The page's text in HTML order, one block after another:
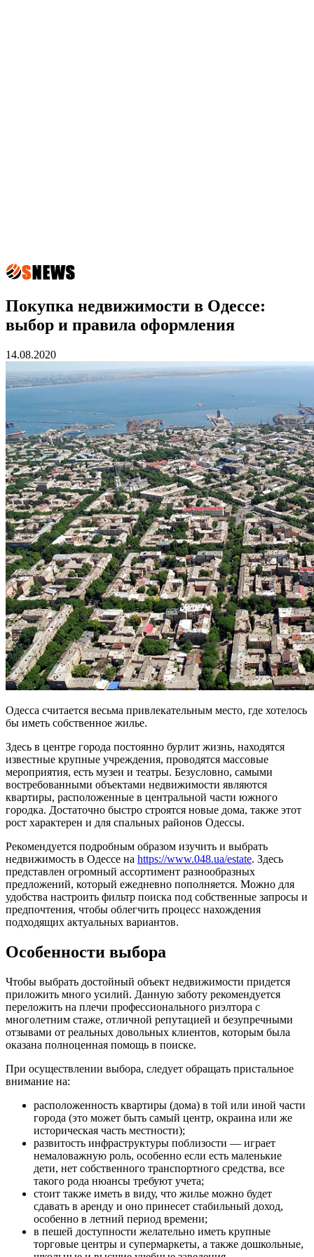
Покупка недвижимости в Одессе:
выбор и правила оформления
14.08.2020
Одесса считается весьма привлекательным место, где хотелось
бы иметь собственное жилье.
Здесь в центре города постоянно бурлит жизнь, находятся
известные крупные учреждения, проводятся массовые
мероприятия, есть музеи и театры. Безусловно, самыми
востребованными объектами недвижимости являются
квартиры, расположенные в центральной части южного
городка. Достаточно быстро строятся новые дома, также этот
рост характерен и для спальных районов Одессы.
Рекомендуется подробным образом изучить и выбрать
недвижимость в Одессе на https://www.048.ua/estate. Здесь
представлен огромный ассортимент разнообразных
предложений, который ежедневно пополняется. Можно для
удобства настроить фильтр поиска под собственные запросы и
предпочтения, чтобы облегчить процесс нахождения
подходящих актуальных вариантов.
Особенности выбора
Чтобы выбрать достойный объект недвижимости придется
приложить много усилий. Данную заботу рекомендуется
переложить на плечи профессионального риэлтора с
многолетним стаже, отличной репутацией и безупречными
отзывами от реальных довольных клиентов, которым была
оказана полноценная помощь в поиске.
При осуществлении выбора, следует обращать пристальное
внимание на:
расположенность квартиры (дома) в той или иной части
города (это может быть самый центр, окраина или же
историческая часть местности);
развитость инфраструктуры поблизости — играет
немаловажную роль, особенно если есть маленькие
дети, нет собственного транспортного средства, все
такого рода нюансы требуют учета;
стоит также иметь в виду, что жилье можно будет
сдавать в аренду и оно принесет стабильный доход,
особенно в летний период времени;
в пешей доступности желательно иметь крупные
торговые центры и супермаркеты, а также дошкольные,